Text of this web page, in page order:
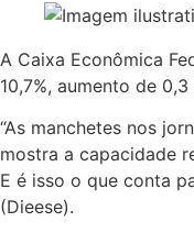
A Caixa Econômica
10,7%, aumento de
“As manchetes nos
mostra a capacidade
E é isso o que conta
(Dieese).